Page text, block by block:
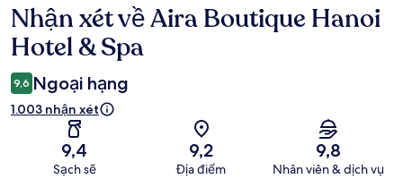
Nhận
xét
Nhận xét về Aira Boutique Hanoi
Hotel & Spa
9,6 Ngoại hạng
1.003 nhận xét
9,4
Sạch sẽ
9,2
Địa điểm
9,8
Nhân viên & dịch vụ